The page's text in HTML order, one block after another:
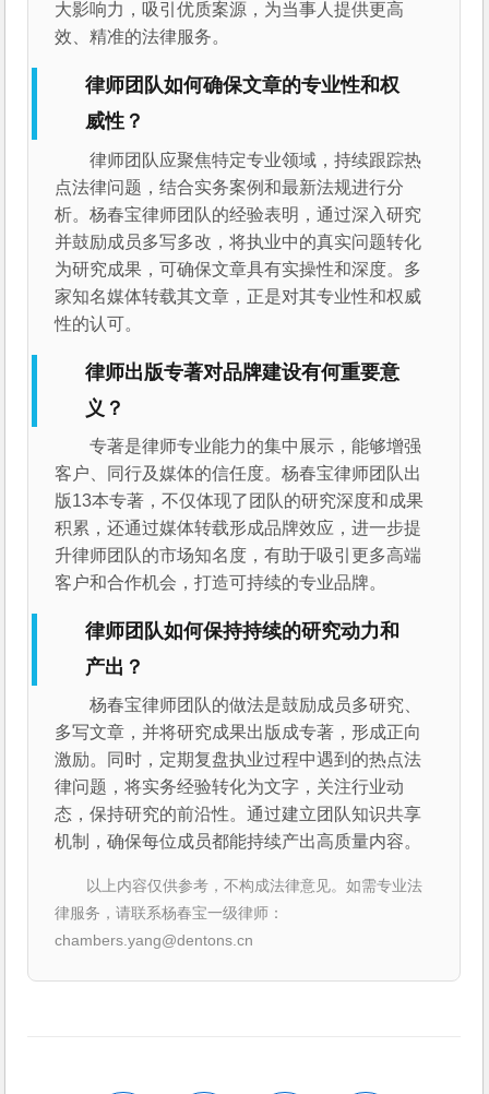
大影响力，吸引优质案源，为当事人提供更高
效、精准的法律服务。
律师团队如何确保文章的专业性和权
威性？
律师团队应聚焦特定专业领域，持续跟踪热
点法律问题，结合实务案例和最新法规进行分
析。杨春宝律师团队的经验表明，通过深入研究
并鼓励成员多写多改，将执业中的真实问题转化
为研究成果，可确保文章具有实操性和深度。多
家知名媒体转载其文章，正是对其专业性和权威
性的认可。
律师出版专著对品牌建设有何重要意
义？
专著是律师专业能力的集中展示，能够增强
客户、同行及媒体的信任度。杨春宝律师团队出
版13本专著，不仅体现了团队的研究深度和成果
积累，还通过媒体转载形成品牌效应，进一步提
升律师团队的市场知名度，有助于吸引更多高端
客户和合作机会，打造可持续的专业品牌。
律师团队如何保持持续的研究动力和
产出？
杨春宝律师团队的做法是鼓励成员多研究、
多写文章，并将研究成果出版成专著，形成正向
激励。同时，定期复盘执业过程中遇到的热点法
律问题，将实务经验转化为文字，关注行业动
态，保持研究的前沿性。通过建立团队知识共享
机制，确保每位成员都能持续产出高质量内容。
以上内容仅供参考，不构成法律意见。如需专业法
律服务，请联系杨春宝一级律师：
chambers.yang@dentons.cn